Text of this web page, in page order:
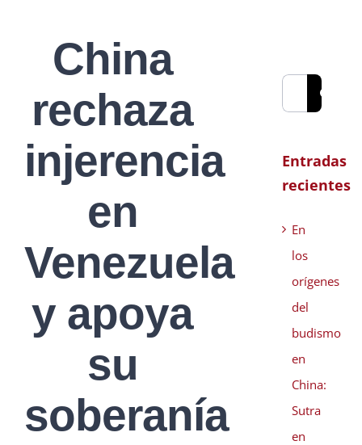
China
rechaza
injerencia
en
Venezuela
y apoya
su
soberanía
Buscar:
Entradas
recientes
En
los
orígenes
del
budismo
en
China:
Sutra
en